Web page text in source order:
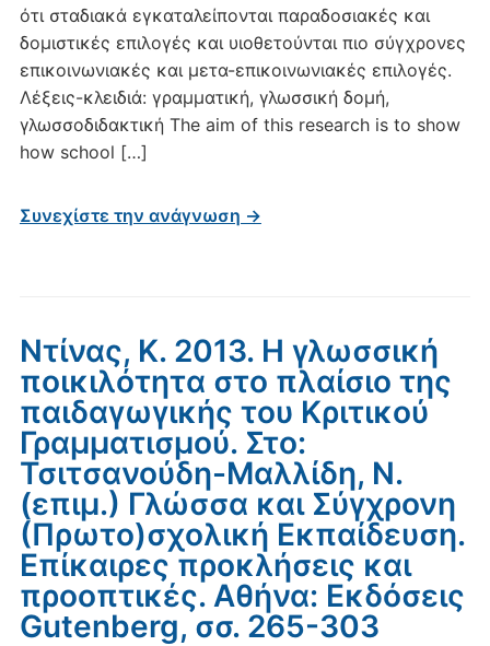
ότι σταδιακά εγκαταλείπονται παραδοσιακές και
δομιστικές επιλογές και υιοθετούνται πιο σύγχρονες
επικοινωνιακές και μετα-επικοινωνιακές επιλογές.
Λέξεις-κλειδιά: γραμματική, γλωσσική δομή,
γλωσσοδιδακτική The aim of this research is to show
how school […]
Συνεχίστε την ανάγνωση →
Ντίνας, Κ. 2013. Η γλωσσική
ποικιλότητα στο πλαίσιο της
παιδαγωγικής του Κριτικού
Γραμματισμού. Στο:
Τσιτσανούδη-Μαλλίδη, Ν.
(επιμ.) Γλώσσα και Σύγχρονη
(Πρωτο)σχολική Εκπαίδευση.
Επίκαιρες προκλήσεις και
προοπτικές. Αθήνα: Εκδόσεις
Gutenberg, σσ. 265-303